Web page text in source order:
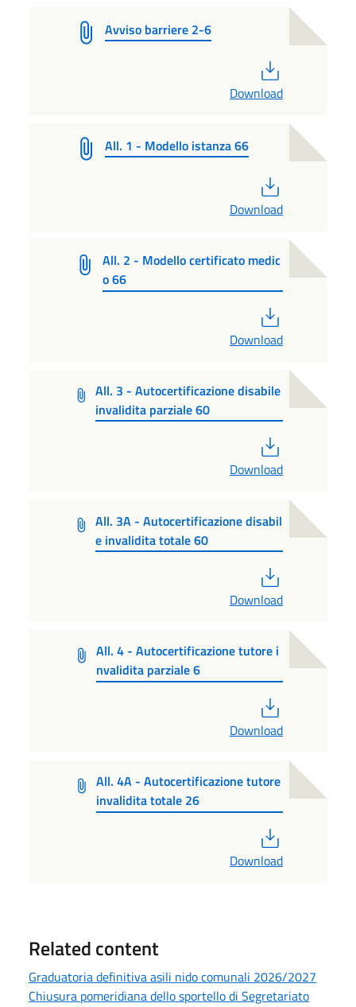
Avviso barriere 2-6
Download
All. 1 - Modello istanza 66
Download
All. 2 - Modello certificato medic
o 66
Download
All. 3 - Autocertificazione disabile
invalidita parziale 60
Download
All. 3A - Autocertificazione disabil
e invalidita totale 60
Download
All. 4 - Autocertificazione tutore i
nvalidita parziale 6
Download
All. 4A - Autocertificazione tutore
invalidita totale 26
Download
Related content
Graduatoria definitiva asili nido comunali 2026/2027
Chiusura pomeridiana dello sportello di Segretariato